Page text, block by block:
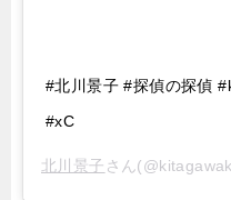
#北川景子 #探偵の探偵
#xC
北川景子 さん